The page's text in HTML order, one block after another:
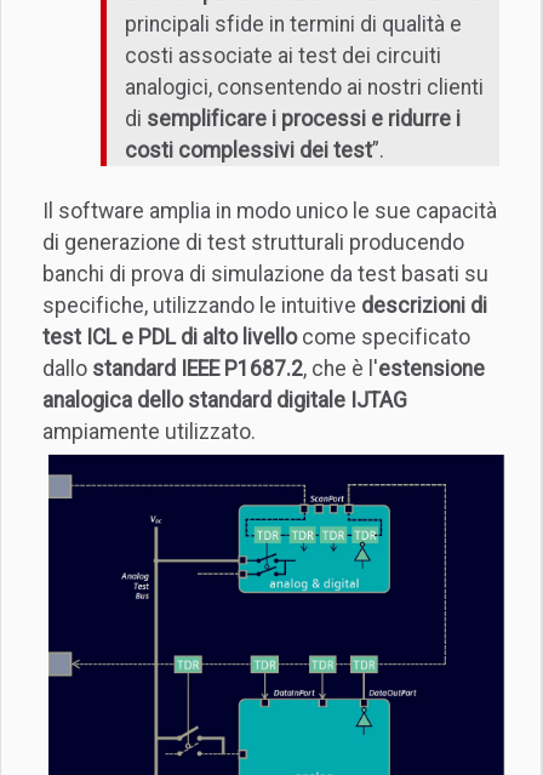
principali sfide in termini di qualità e
costi associate ai test dei circuiti
analogici, consentendo ai nostri clienti
di semplificare i processi e ridurre i
costi complessivi dei test”.
Il software amplia in modo unico le sue capacità
di generazione di test strutturali producendo
banchi di prova di simulazione da test basati su
specifiche, utilizzando le intuitive descrizioni di
test ICL e PDL di alto livellocome specificato
dallo standard IEEE P1687.2, che è l'estensione
analogica dello standard digitale IJTAG
ampiamente utilizzato.